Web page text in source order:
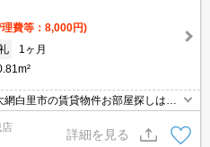
理費等：8,000円)
1ヶ月
白里市の賃貸物件お部屋探しはタ
下さい！
店
詳細を見る